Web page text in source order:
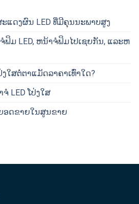
ແດງຜົນ LED ທີ່ມີຄຸນນະພາບສູງ
ຟິມ LED, ຫນ້າຈໍຟິມໄປເຊຍກັນ, ແລະຫ
ໃສຕໍ່ຕາແມັດລາຄາເທົ່າໃດ?
LED ໂປ່ງໃສ
ອດຂາຍໃນສູນຂາຍ